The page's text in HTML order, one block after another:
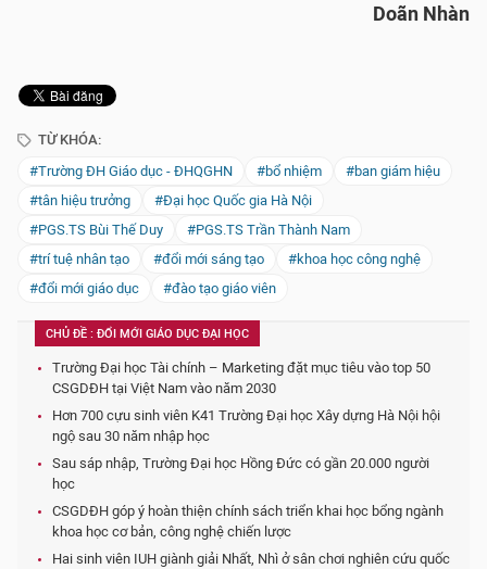
Doãn Nhàn
TỪ KHÓA:
#Trường ĐH Giáo dục - ĐHQGHN
#bổ nhiệm
#ban giám hiệu
#tân hiệu trưởng
#Đại học Quốc gia Hà Nội
#PGS.TS Bùi Thế Duy
#PGS.TS Trần Thành Nam
#trí tuệ nhân tạo
#đổi mới sáng tạo
#khoa học công nghệ
#đổi mới giáo dục
#đào tạo giáo viên
CHỦ ĐỀ : ĐỔI MỚI GIÁO DỤC ĐẠI HỌC
Trường Đại học Tài chính – Marketing đặt mục tiêu vào top 50
CSGDĐH tại Việt Nam vào năm 2030
Hơn 700 cựu sinh viên K41 Trường Đại học Xây dựng Hà Nội hội
ngộ sau 30 năm nhập học
Sau sáp nhập, Trường Đại học Hồng Đức có gần 20.000 người
học
CSGDĐH góp ý hoàn thiện chính sách triển khai học bổng ngành
khoa học cơ bản, công nghệ chiến lược
Hai sinh viên IUH giành giải Nhất, Nhì ở sân chơi nghiên cứu quốc